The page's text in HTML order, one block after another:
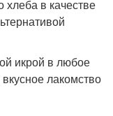
хлеба в качестве
икрой в любое
лакомство